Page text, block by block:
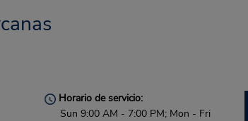
Horario de servicio:
Sun 9:00 AM - 7:00 PM; Mon - Fri